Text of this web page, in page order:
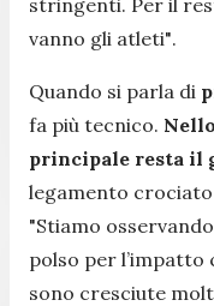
vanno gli atleti".
Quando si parla di
fa più tecnico. Nello
principale resta il
legamento
"Stiamo
polso per l’impatto
sono cresciute